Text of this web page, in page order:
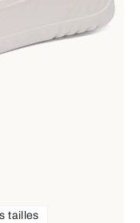
tailles